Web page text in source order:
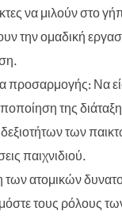
να μιλούν στο
την ομαδική
προσαρμογής: Να
της
των
παιχνιδιού.
ατομικών
τους ρόλους